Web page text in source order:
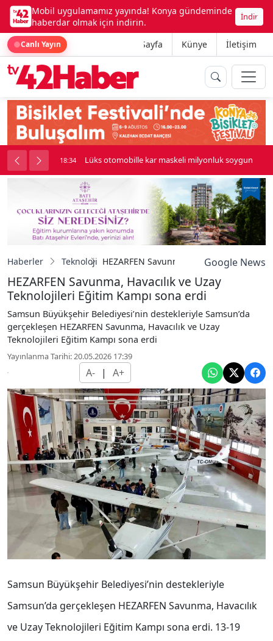
Mobil uygulamamız yayında! Konya gündeminde
haberdar olmak için indirin.
İndir
Canlı Yayın Ana Sayfa Künye İletişim
kavga çıktı 18:34 Lüks otomobille kar maskeli milyonluk soygun
Haberler Teknoloji HEZARFEN Savunma, Havacılık ve Uzay
Google News
HEZARFEN Savunma, Havacılık ve Uzay
Teknolojileri Eğitim Kampı sona erdi
Samsun Büyükşehir Belediyesi’nin destekleriyle Samsun’da
gerçekleşen HEZARFEN Savunma, Havacılık ve Uzay
Teknolojileri Eğitim Kampı sona erdi
Yayınlanma Tarihi: 20.05.2026 17:39
A- | A+
Samsun Büyükşehir Belediyesi’nin destekleriyle
Samsun’da gerçekleşen HEZARFEN Savunma, Havacılık
ve Uzay Teknolojileri Eğitim Kampı sona erdi. 13-19